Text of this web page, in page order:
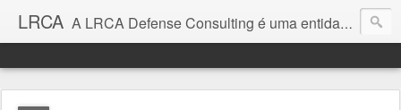
LRCA A LRCA Defense Consulting é uma entidade sem fins lucrativos que se dedica a produzir e divulgar notícias e análises sobre as Empresas de Defesa. Não somos jornalistas e nem este é um blog jornalístico.